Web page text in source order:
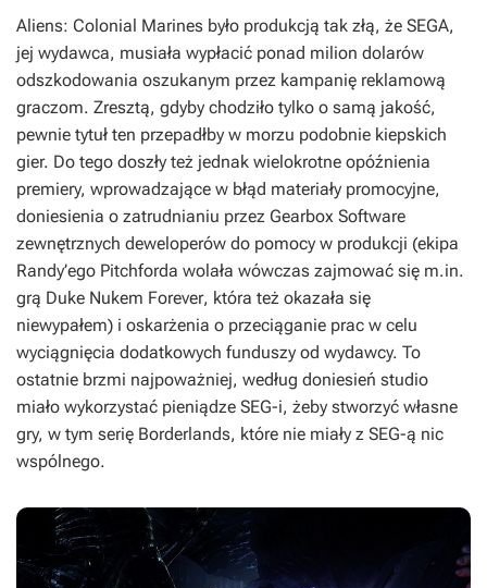
Aliens: Colonial Marines było produkcją tak złą, że SEGA,
jej wydawca, musiała wypłacić ponad milion dolarów
odszkodowania oszukanym przez kampanię reklamową
graczom. Zresztą, gdyby chodziło tylko o samą jakość,
pewnie tytuł ten przepadłby w morzu podobnie kiepskich
gier. Do tego doszły też jednak wielokrotne opóźnienia
premiery, wprowadzające w błąd materiały promocyjne,
doniesienia o zatrudnianiu przez Gearbox Software
zewnętrznych deweloperów do pomocy w produkcji (ekipa
Randy’ego Pitchforda wolała wówczas zajmować się m.in.
grą Duke Nukem Forever, która też okazała się
niewypałem) i oskarżenia o przeciąganie prac w celu
wyciągnięcia dodatkowych funduszy od wydawcy. To
ostatnie brzmi najpoważniej, według doniesień studio
miało wykorzystać pieniądze SEG-i, żeby stworzyć własne
gry, w tym serię Borderlands, które nie miały z SEG-ą nic
wspólnego.